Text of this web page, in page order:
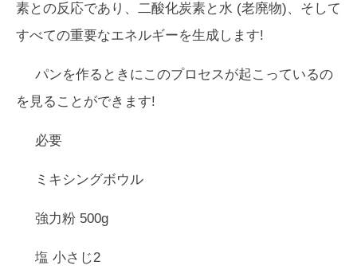
素との反応であり、二酸化炭素と水 (老廃物)、そして
すべての重要なエネルギーを生成します!
パンを作るときにこのプロセスが起こっているの
を見ることができます!
必要
ミキシングボウル
強力粉 500g
塩 小さじ2